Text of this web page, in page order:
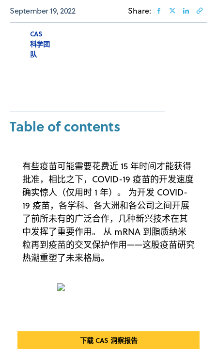
September 19, 2022 Share:
CAS
科学团
队
Table of contents
有些疫苗可能需要花费近 15 年时间才能获得
批准，相比之下，COVID-19 疫苗的开发速度
确实惊人（仅用时 1 年）。 为开发 COVID-
19 疫苗，各学科、各大洲和各公司之间开展
了前所未有的广泛合作，几种新兴技术在其
中发挥了重要作用。 从 mRNA 到脂质纳米
粒再到疫苗的交叉保护作用——这股疫苗研究
热潮重塑了未来格局。
下载 CAS 洞察报告